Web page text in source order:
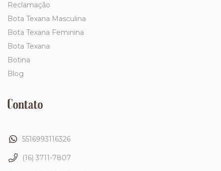
Reclamação
Bota Texana Masculina
Bota Texana Feminina
Bota Texana
Botina
Blog
Contato
5516993116326
(16) 3711-7807